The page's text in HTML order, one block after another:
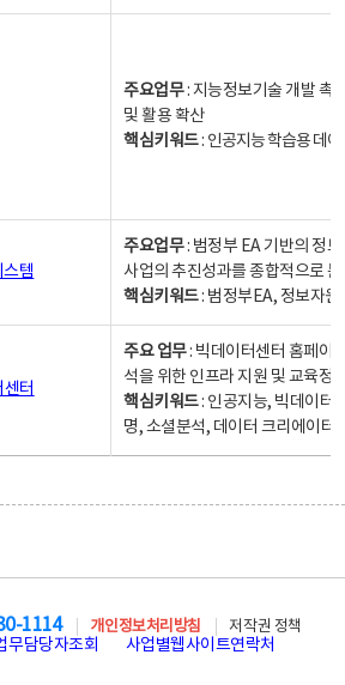
주요업무: 지능정보기술 개발 촉
및 활용 확산
핵심키워드: 인공지능 학습용 데
템
주요업무: 범정부 EA 기반의 정
사업의 추진성과를 종합적으로
핵심키워드: 범정부EA, 정보자
터
주요 업무: 빅데이터센터 홈페이
석을 위한 인프라 지원 및 교육정
핵심키워드: 인공지능, 빅데이터,
명, 소셜분석, 데이터 크리에이터
1114 개인정보처리방침
저작권 정책
무담당자조회 사업별웹사이트연락처